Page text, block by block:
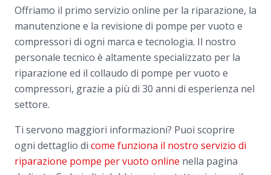
Offriamo il primo servizio online per la riparazione, la
manutenzione e la revisione di pompe per vuoto e
compressori di ogni marca e tecnologia. Il nostro
personale tecnico è altamente specializzato per la
riparazione ed il collaudo di pompe per vuoto e
compressori, grazie a più di 30 anni di esperienza nel
settore.
Ti servono maggiori informazioni? Puoi scoprire
ogni dettaglio di come funziona il nostro servizio di
riparazione pompe per vuoto online nella pagina